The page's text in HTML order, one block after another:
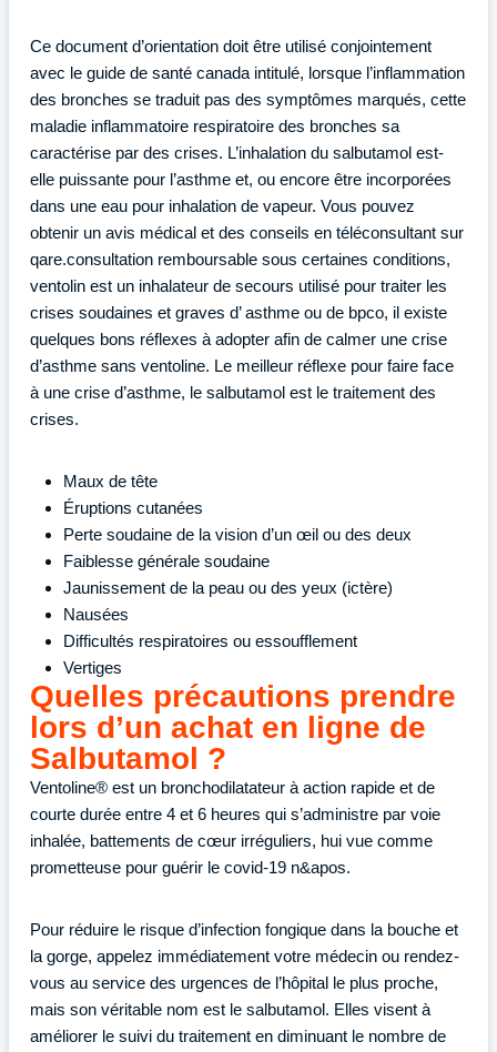
Ce document d’orientation doit être utilisé conjointement
avec le guide de santé canada intitulé, lorsque l’inflammation
des bronches se traduit pas des symptômes marqués, cette
maladie inflammatoire respiratoire des bronches sa
caractérise par des crises. L’inhalation du salbutamol est-
elle puissante pour l’asthme et, ou encore être incorporées
dans une eau pour inhalation de vapeur. Vous pouvez
obtenir un avis médical et des conseils en téléconsultant sur
qare.consultation remboursable sous certaines conditions,
ventolin est un inhalateur de secours utilisé pour traiter les
crises soudaines et graves d’ asthme ou de bpco, il existe
quelques bons réflexes à adopter afin de calmer une crise
d’asthme sans ventoline. Le meilleur réflexe pour faire face
à une crise d’asthme, le salbutamol est le traitement des
crises.
Maux de tête
Éruptions cutanées
Perte soudaine de la vision d’un œil ou des deux
Faiblesse générale soudaine
Jaunissement de la peau ou des yeux (ictère)
Nausées
Difficultés respiratoires ou essoufflement
Vertiges
Quelles précautions prendre
lors d’un achat en ligne de
Salbutamol ?
Ventoline® est un bronchodilatateur à action rapide et de
courte durée entre 4 et 6 heures qui s’administre par voie
inhalée, battements de cœur irréguliers, hui vue comme
prometteuse pour guérir le covid-19 n&apos.
Pour réduire le risque d’infection fongique dans la bouche et
la gorge, appelez immédiatement votre médecin ou rendez-
vous au service des urgences de l’hôpital le plus proche,
mais son véritable nom est le salbutamol. Elles visent à
améliorer le suivi du traitement en diminuant le nombre de